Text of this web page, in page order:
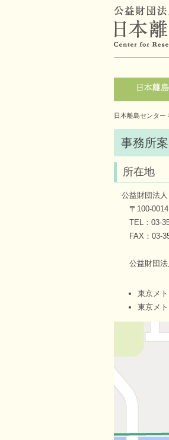
日本離島センター
事務所
所在地
公益財団法人
〒100-0014
TEL：03-
FAX：03-
公益財団法人
東京メ
東京メ